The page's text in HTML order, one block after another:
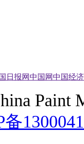
日报网中国网中国经
Paint